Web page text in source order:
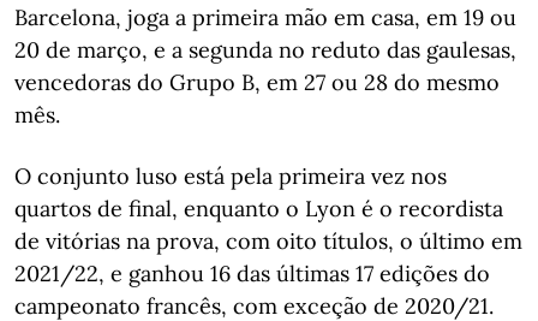
Barcelona, joga a primeira mão em casa, em 19 ou
20 de março, e a segunda no reduto das gaulesas,
vencedoras do Grupo B, em 27 ou 28 do mesmo
mês.
O conjunto luso está pela primeira vez nos
quartos de final, enquanto o Lyon é o recordista
de vitórias na prova, com oito títulos, o último em
2021/22, e ganhou 16 das últimas 17 edições do
campeonato francês, com exceção de 2020/21.